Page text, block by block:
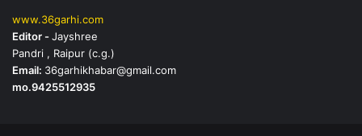
www.36garhi.com
Editor -Jayshree
Pandri , Raipur (c.g.)
Email: 36garhikhabar@gmail.com
mo.9425512935